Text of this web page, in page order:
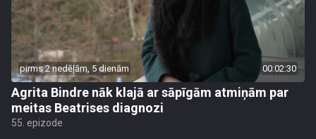
pirms 2 nedēļām, 5 dienām 00:02:30
Agrita Bindre nāk klajā ar sāpīgām atmiņām par
meitas Beatrises diagnozi
55. epizode